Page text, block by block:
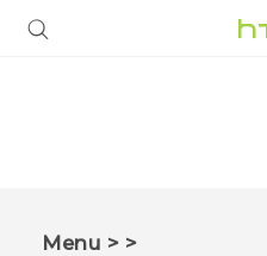
< < Menu